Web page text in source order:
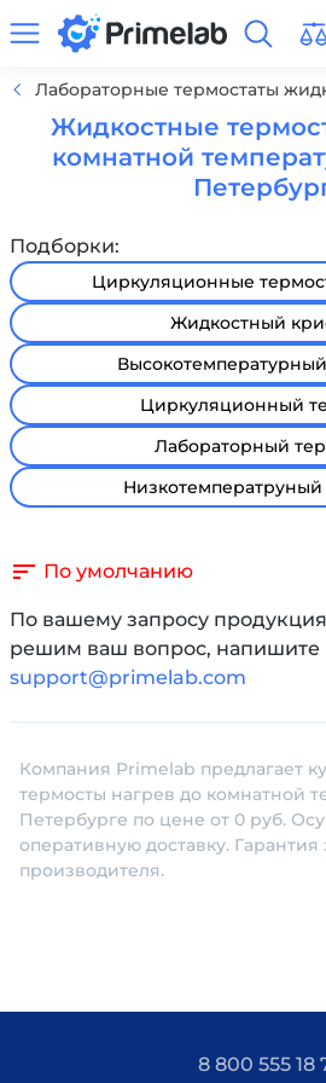
Лабораторные термостаты
Жидкостные
комнатной
Подборки:
Циркуляционные
Жидкостный
Циркуляционный
Лабораторный
Низкотемператруный
По умолчанию
По вашему запросу
решим ваш вопрос, напишите
support@primelab.com
Компания Primelab предлагает
термосты нагрев до комнатной
Петербурге по цене от 0 руб.
оперативную доставку. Гарантия
производителя.
8 800 555 18